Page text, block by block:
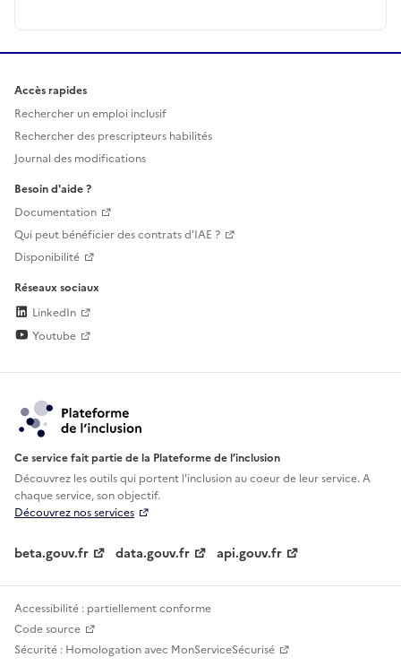
Accès rapides
Rechercher un emploi inclusif
Rechercher des prescripteurs habilités
Journal des modifications
Besoin d'aide ?
Documentation
Qui peut bénéficier des contrats d'IAE ?
Disponibilité
Réseaux sociaux
LinkedIn
Youtube
Ce service fait partie de la Plateforme de l’inclusion
Découvrez les outils qui portent l'inclusion aucoeur de leur service. A
chaque service, son objectif.
Découvrez nos services
beta.gouv.fr data.gouv.fr api.gouv.fr
Accessibilité : partiellement conforme
Code source
Sécurité : Homologation avec MonServiceSécurisé